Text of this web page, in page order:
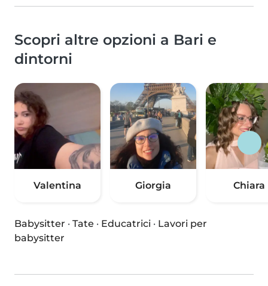
Scopri altre opzioni a Bari e
dintorni
Valentina Giorgia Chiara
Babysitter · Tate · Educatrici · Lavori per
babysitter